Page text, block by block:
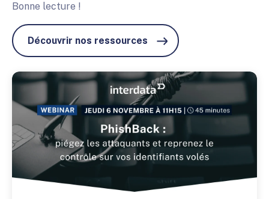
Bonne lecture !
Découvrir nos ressources